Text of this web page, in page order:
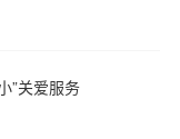
”关爱服务